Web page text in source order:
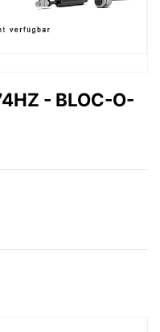
- BLOC-O-